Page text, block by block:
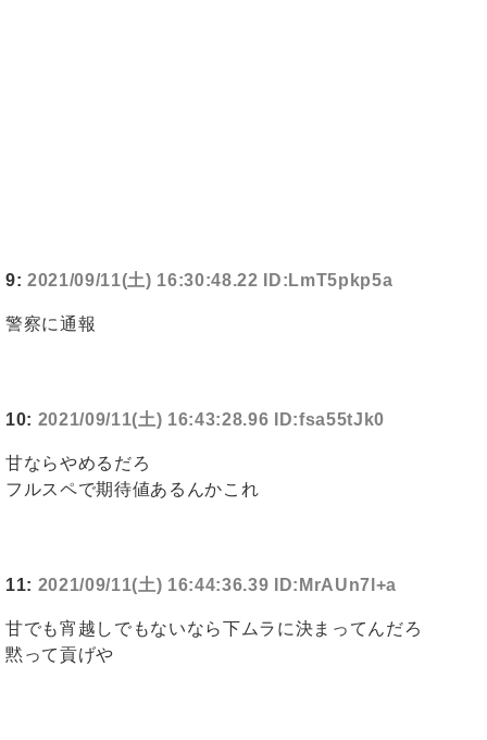
9: 2021/09/11(土) 16:30:48.22 ID:LmT5pkp5a
警察に通報
10: 2021/09/11(土) 16:43:28.96 ID:fsa55tJk0
甘ならやめるだろ
フルスペで期待値あるんかこれ
11: 2021/09/11(土) 16:44:36.39 ID:MrAUn7l+a
甘でも宵越しでもないなら下ムラに決まってんだろ
黙って貢げや